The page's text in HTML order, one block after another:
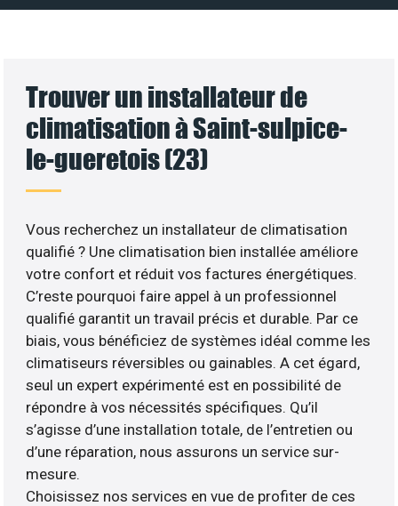
Trouver un installateur de
climatisation à Saint-sulpice-
le-gueretois (23)
Vous recherchez un installateur de climatisation
qualifié ? Une climatisation bien installée améliore
votre confort et réduit vos factures énergétiques.
C’reste pourquoi faire appel à un professionnel
qualifié garantit un travail précis et durable. Par ce
biais, vous bénéficiez de systèmes idéal comme les
climatiseurs réversibles ou gainables. A cet égard,
seul un expert expérimenté est en possibilité de
répondre à vos nécessités spécifiques. Qu’il
s’agisse d’une installation totale, de l’entretien ou
d’une réparation, nous assurons un service sur-
mesure.
Choisissez nos services en vue de profiter de ces